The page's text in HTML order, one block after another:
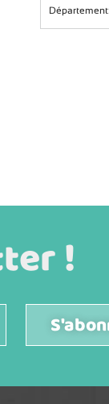
Département:
!